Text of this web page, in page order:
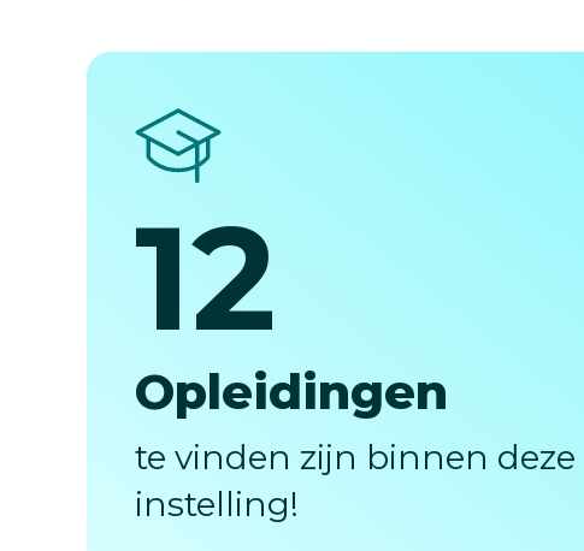
12
Opleidingen
te vinden zijn binnen deze
instelling!